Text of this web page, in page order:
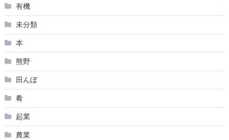
有機
未分類
本
熊野
田んぼ
肴
起業
農業